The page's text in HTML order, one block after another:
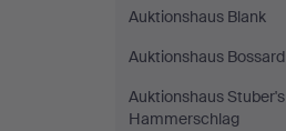
Auktionshaus Blank
Auktionshaus Bossard
Auktionshaus Stuber's
Hammerschlag